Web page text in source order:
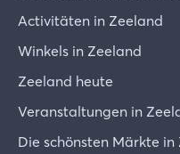
Activitäten in Zeeland
Winkels in Zeeland
Zeeland heute
Veranstaltungen in
Die schönsten Märkte in